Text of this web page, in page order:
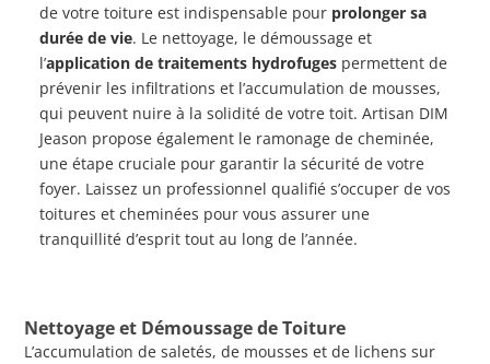
de votre toiture est indispensable pour prolonger sa
durée de vie. Le nettoyage, le démoussage et
l’application de traitements hydrofugespermettent de
prévenir les infiltrations et l’accumulation de mousses,
qui peuvent nuire à la solidité de votre toit. Artisan DIM
Jeason propose également le ramonage de cheminée,
une étape cruciale pour garantir la sécurité de votre
foyer. Laissez un professionnel qualifié s’occuper de vos
toitures et cheminées pour vous assurer une
tranquillité d’esprit tout au long de l’année.
Nettoyage et Démoussage de Toiture
L’accumulation de saletés, de mousses et de lichens sur